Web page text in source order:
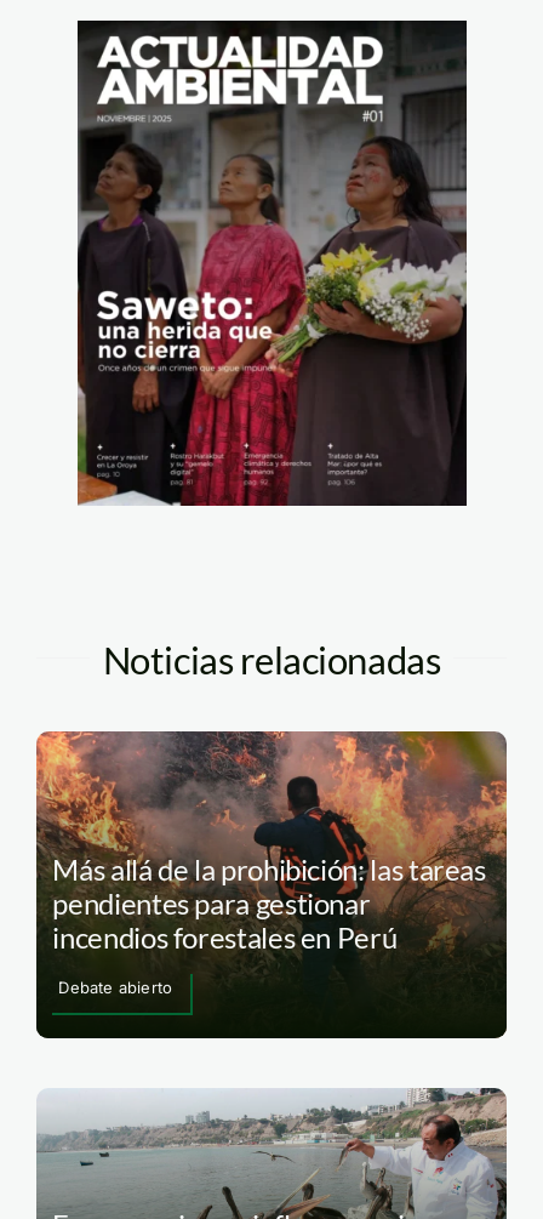
Noticias relacionadas
Más allá de la prohibición: las tareas
pendientes para gestionar
incendios forestales en Perú
Debate abierto